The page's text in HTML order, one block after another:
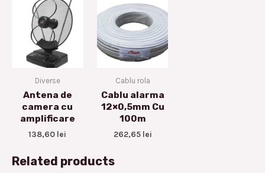
Diverse
Antena de
camera cu
amplificare
138,60 lei
Cablu rola
Cablu alarma
12×0,5mm Cu
100m
262,65 lei
Related products